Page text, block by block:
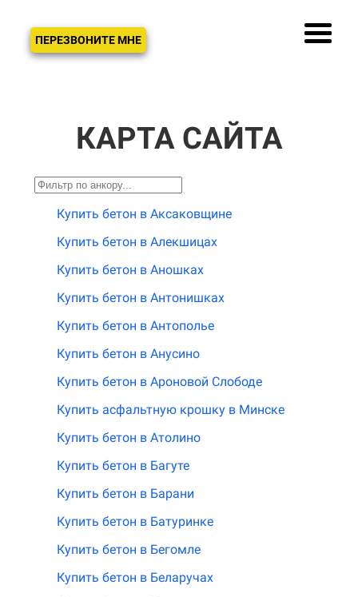
ПЕРЕЗВОНИТЕ МНЕ
КАРТА САЙТА
Купить бетон в Аксаковщине
Купить бетон в Алекшицах
Купить бетон в Аношках
Купить бетон в Антонишках
Купить бетон в Антополье
Купить бетон в Анусино
Купить бетон в Ароновой Слободе
Купить асфальтную крошку в Минске
Купить бетон в Атолино
Купить бетон в Багуте
Купить бетон в Барани
Купить бетон в Батуринке
Купить бетон в Бегомле
Купить бетон в Беларучах